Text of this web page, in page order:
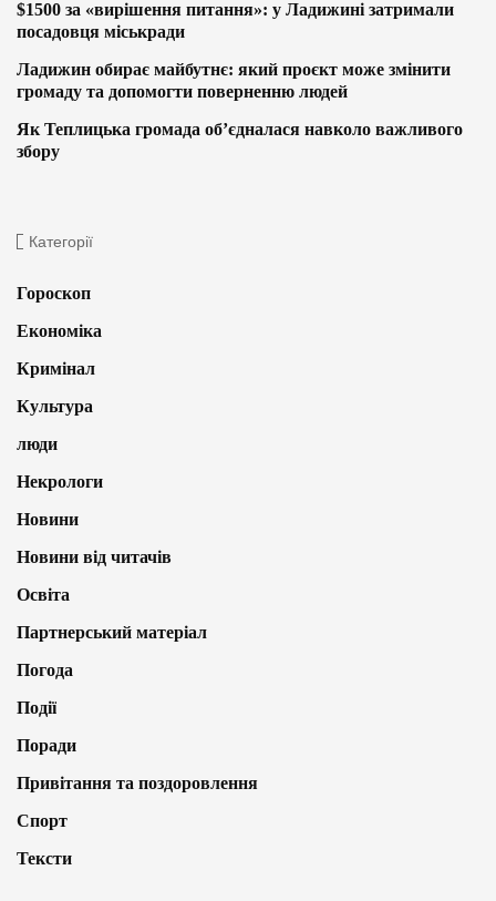
$1500 за «вирішення питання»: у Ладижині затримали
посадовця міськради
Ладижин обирає майбутнє: який проєкт може змінити
громаду та допомогти поверненню людей
Як Теплицька громада об’єдналася навколо важливого
збору
Категорії
Гороскоп
Економіка
Кримінал
Культура
люди
Некрологи
Новини
Новини від читачів
Освіта
Партнерський матеріал
Погода
Події
Поради
Привітання та поздоровлення
Спорт
Тексти